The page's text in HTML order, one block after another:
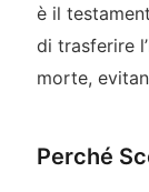
è il
di trasferire
morte,
Perché